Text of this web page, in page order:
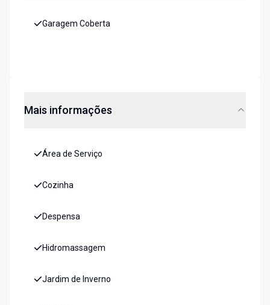
Garagem Coberta
Mais informações
Área de Serviço
Cozinha
Despensa
Hidromassagem
Jardim de Inverno